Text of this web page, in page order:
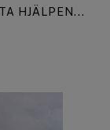
HJÄLPEN...